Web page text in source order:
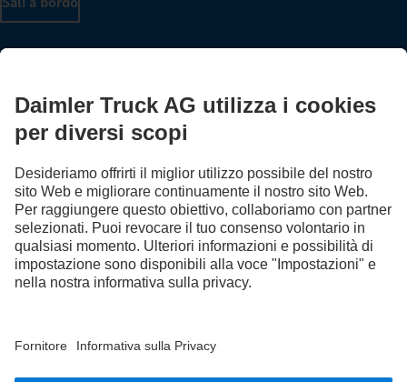
Note legali
EU Data Act
Legge sui Servizi Digitali
Protezione Dati Assistenza stradale
Altre informative sulla privacy